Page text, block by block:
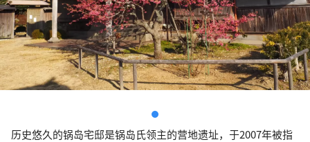
历史悠久的锅岛宅邸是锅岛氏领主的营地遗址，于2007年被指